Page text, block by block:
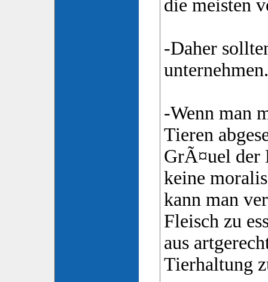
die meisten
-Daher
unternehmen.
-Wenn man
Tieren
GrÃ¤uel der
keine
kann man
Fleisch zu
aus
Tierhaltung